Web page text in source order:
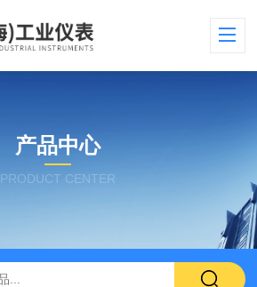
产品中心
PRODUCT CENTER